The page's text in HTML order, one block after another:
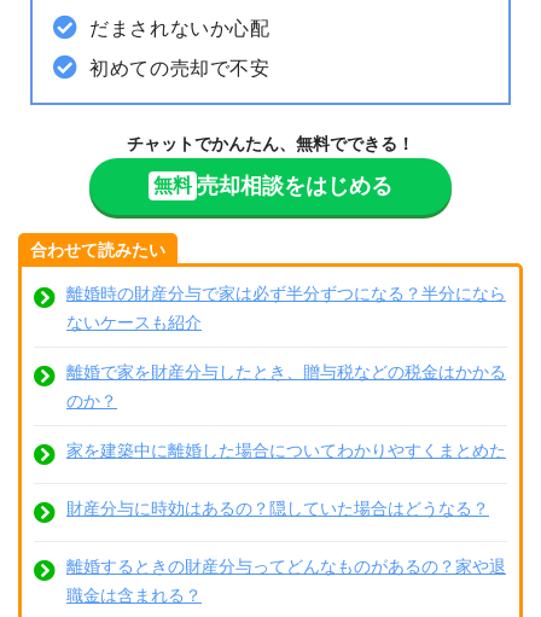
だまされないか心配
初めての売却で不安
チャットでかんたん、無料でできる！
無料 売却相談をはじめる
合わせて読みたい
離婚時の財産分与で家は必ず半分ずつになる？半分になら
ないケースも紹介
離婚で家を財産分与したとき、贈与税などの税金はかかる
のか？
家を建築中に離婚した場合についてわかりやすくまとめた
財産分与に時効はあるの？隠していた場合はどうなる？
離婚するときの財産分与ってどんなものがあるの？家や退
職金は含まれる？